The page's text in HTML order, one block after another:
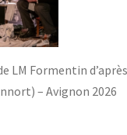
LM Formentin
– Avignon 2026